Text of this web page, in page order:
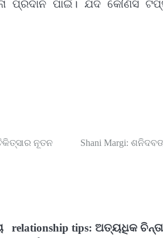
ପ୍ରଦାନ ପାଇଁ। ଯଦି କୌଣସି
ନୂତନ
Shani Margi:
relationship tips: ଅତ୍ୟଧିକ ଚିନ୍ତା